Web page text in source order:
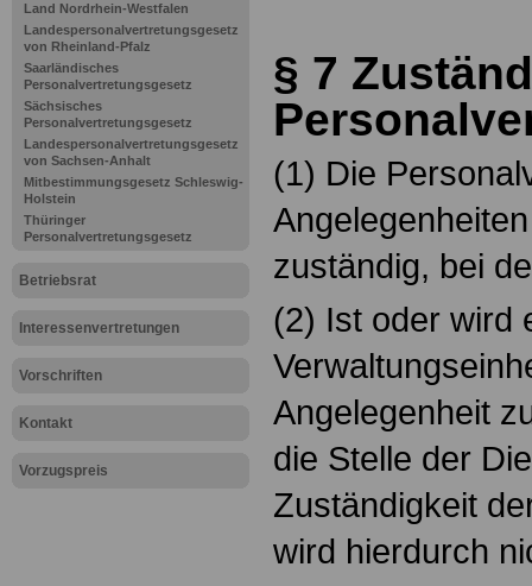
Land Nordrhein-Westfalen
Landespersonalvertretungsgesetz
von Rheinland-Pfalz
Saarländisches
Personalvertretungsgesetz
Sächsisches
Personalvertretungsgesetz
Landespersonalvertretungsgesetz
von Sachsen-Anhalt
Mitbestimmungsgesetz Schleswig-
Holstein
Thüringer
Personalvertretungsgesetz
Betriebsrat
Interessenvertretungen
Vorschriften
Kontakt
Vorzugspreis
§ 7
(1) Die
zuständig, bei
(2) Ist oder wird
Angelegenheit
die Stelle der
Zuständigkeit
wird hierdurch